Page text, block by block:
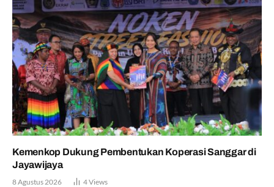
Kemenkop Dukung Pembentukan Koperasi Sanggar di
Jayawijaya
8 Agustus 2026 4Views